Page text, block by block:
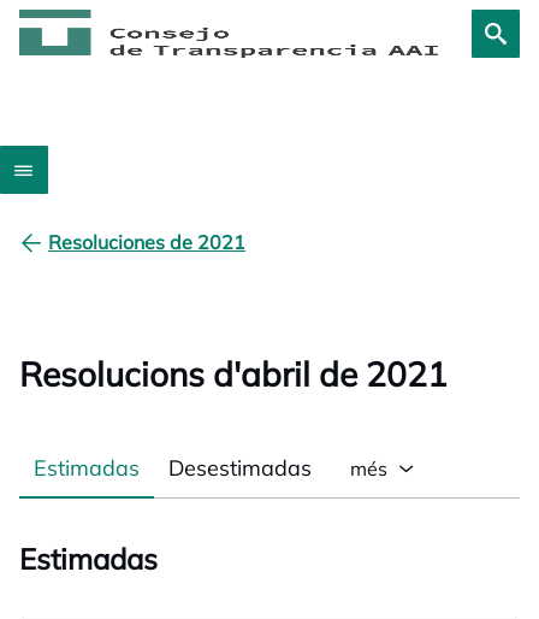
Resoluciones de 2021
Resolucions d'abril de 2021
Estimadas Desestimadas més
Estimadas